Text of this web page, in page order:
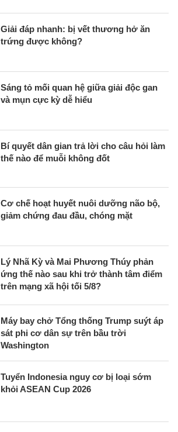
Giải đáp nhanh: bị vết thương hở ăn
trứng được không?
Sáng tỏ mối quan hệ giữa giải độc gan
và mụn cực kỳ dễ hiểu
Bí quyết dân gian trả lời cho câu hỏi làm
thế nào để muỗi không đốt
Cơ chế hoạt huyết nuôi dưỡng não bộ,
giảm chứng đau đầu, chóng mặt
Lý Nhã Kỳ và Mai Phương Thúy phản
ứng thế nào sau khi trở thành tâm điểm
trên mạng xã hội tối 5/8?
Máy bay chở Tổng thống Trump suýt áp
sát phi cơ dân sự trên bầu trời
Washington
Tuyển Indonesia nguy cơ bị loại sớm
khỏi ASEAN Cup 2026